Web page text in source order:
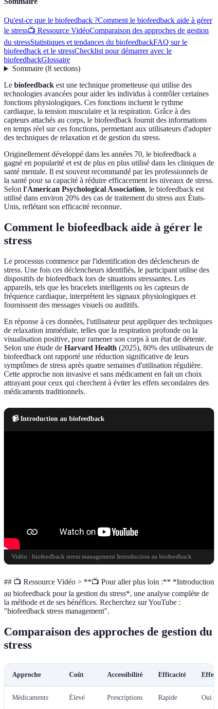
Qu'est-ce que le biofeedback ?Comment le biofeedback aide à gérer
le stress📺 Ressource VidéoComparaison des approches de gestion
du stressStatistiques et tendances du biofeedbackFAQ sur le
biofeedback et le stressChecklist pour démarrer avec le
biofeedbackGlossaire
Sommaire(8 sections)
Le biofeedback est une technique prometteuse qui utilise des
technologies avancées pour aider les individus à contrôler certaines
fonctions physiologiques. Ces fonctions incluent le rythme
cardiaque, la tension musculaire et la respiration. Grâce à des
capteurs attachés au corps, le biofeedback fournit des informations
en temps réel sur ces fonctions, permettant aux utilisateurs d'adopter
des techniques de relaxation et de gestion du stress.
Originellement développé dans les années 70, le biofeedback a
gagné en popularité et est de plus en plus utilisé dans les cliniques de
santé mentale. Il est souvent recommandé par les professionnels de
la santé pour sa capacité à réduire efficacement les niveaux de stress.
Selon l'American Psychological Association, le biofeedback est
utilisé dans environ 20% des cas de traitement du stress aux États-
Unis, reflétant son efficacité reconnue.
Comment le biofeedback aide à gérer le
stress
Le processus commence par l'identification des déclencheurs de
stress. Une fois ces déclencheurs identifiés, le participant utilise des
dispositifs de biofeedback lors de situations stressantes. Les
appareils, tels que les bracelets intelligents ou les capteurs de
fréquence cardiaque, interprètent les signaux physiologiques et
fournissent des messages visuels ou auditifs.
En réponse à ces données, l'utilisateur peut appliquer des techniques
de relaxation immédiate, telles que la respiration profonde ou la
visualisation positive, pour ramener son corps à un état de détente.
Selon une étude de Harvard Health (2025), 80% des utilisateurs de
biofeedback ont rapporté une réduction significative de leurs
symptômes de stress après quatre semaines d'utilisation régulière.
Cette approche non invasive et sans médicament en fait un choix
attrayant pour ceux qui cherchent à éviter les effets secondaires des
médicaments traditionnels.
📹 Introduction au biofeedback
Vidéo : biofeedback stress management Introduction au biofeedback
## 📺 Ressource Vidéo > **📺 Pour aller plus loin :** *Introduction
au biofeedback pour la gestion du stress*, une analyse complète de
la méthode et de ses bénéfices. Recherchez sur YouTube :
"biofeedback stress management".
Comparaison des approches de gestion du
stress
Approche Coût Accessibilité Efficacité
Médicaments Élevé Prescriptions Rapide Oui